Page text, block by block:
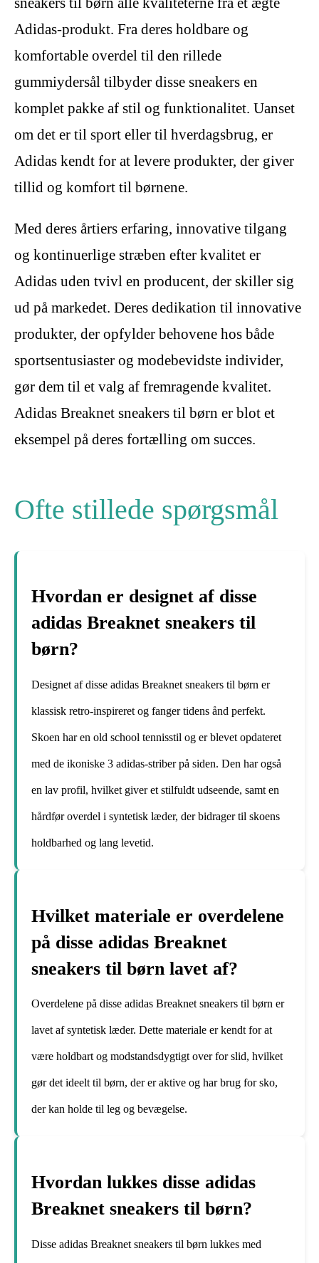
Adidas-produkt. Fra deres holdbare og
komfortable overdel til den rillede
gummiydersål tilbyder disse sneakers en
komplet pakke af stil og funktionalitet. Uanset
om det er til sport eller til hverdagsbrug, er
Adidas kendt for at levere produkter, der giver
tillid og komfort til børnene.
Med deres årtiers erfaring, innovative tilgang
og kontinuerlige stræben efter kvalitet er
Adidas uden tvivl en producent, der skiller sig
ud på markedet. Deres dedikation til innovative
produkter, der opfylder behovene hos både
sportsentusiaster og modebevidste individer,
gør dem til et valg af fremragende kvalitet.
Adidas Breaknet sneakers til børn er blot et
eksempel på deres fortælling om succes.
Ofte stillede spørgsmål
Hvordan er designet af disse
adidas Breaknet sneakers til
børn?
Designet af disse adidas Breaknet sneakers til børn er
klassisk retro-inspireret og fanger tidens ånd perfekt.
Skoen har en old school tennisstil og er blevet opdateret
med de ikoniske 3 adidas-striber på siden. Den har også
en lav profil, hvilket giver et stilfuldt udseende, samt en
hårdfør overdel i syntetisk læder, der bidrager til skoens
holdbarhed og lang levetid.
Hvilket materiale er overdelene
på disse adidas Breaknet
sneakers til børn lavet af?
Overdelene på disse adidas Breaknet sneakers til børn er
lavet af syntetisk læder. Dette materiale er kendt for at
være holdbart og modstandsdygtigt over for slid, hvilket
gør det ideelt til børn, der er aktive og har brug for sko,
der kan holde til leg og bevægelse.
Hvordan lukkes disse adidas
Breaknet sneakers til børn?
Disse adidas Breaknet sneakers til børn lukkes med